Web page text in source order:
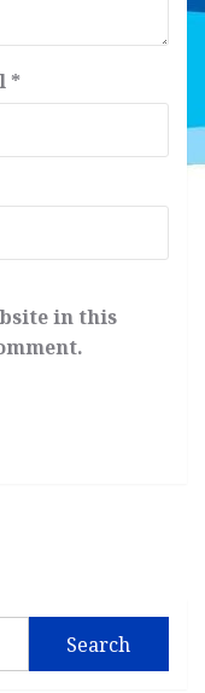
*
in this
Search